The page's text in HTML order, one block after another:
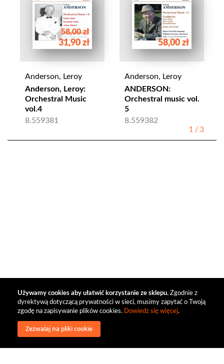
Używamy cookies aby ułatwić korzystanie ze sklepu. Zgodnie z
dyrektywą dotyczącą prywatności w sieci, musimy zapytać o Twoją
zgodę na zapisywanie plików cookies. Dowiedz się więcej.
Zezwalaj na pliki cookie
58,00 zł
31,90 zł
Anderson, Leroy
Anderson, Leroy:
Orchestral Music
vol.4
8.559381
58,00 zł
Anderson, Leroy
ANDERSON:
Orchestral music vol.
5
8.559382
1 / 3